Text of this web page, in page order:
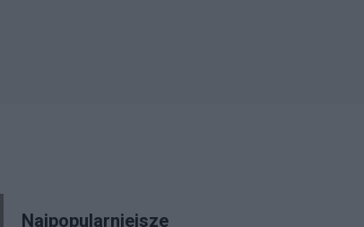
Najpopularniejsze